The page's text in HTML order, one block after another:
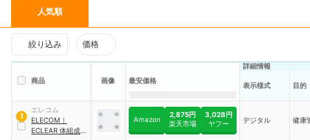
人気順
絞り込み 価格
商品 画像 最安価格
詳細情報
表示様式 目的
1
エレコム
ELECOM ｜
ECLEAR 体組成計
Amazon
2,875円
楽天市場
3,028円
ヤフー
デジタル 健康